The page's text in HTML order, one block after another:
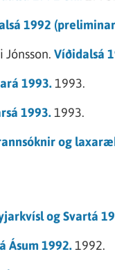
1992
Jónsson. Víðidalsá
1993.1993.
1993.1993.
og
og Svartá
Ásum 1992.1992.